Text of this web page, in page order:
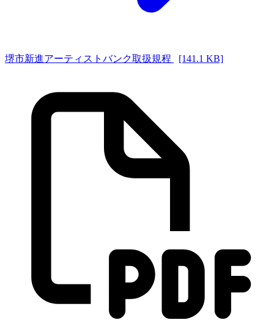
堺市新進アーティストバンク取扱規程 [141.1 KB]